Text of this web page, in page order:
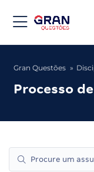
Gran Questões
Processo